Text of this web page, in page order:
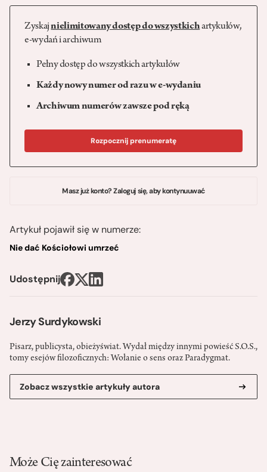
Jerzy Surdykowski
Pisarz, publicysta, obieżyświat. Wydał między innymi powieść S.O.S.,
tomy esejów filozoficznych: Wołanie o sens oraz Paradygmat.
Zobacz wszystkie artykuły autora
Zyskajnielimitowany dostęp do wszystkichartykułów,
e-wydań i archiwum
Pełny dostęp do wszystkich artykułów
Każdy nowy numer od razu w e-wydaniu
Archiwum numerów zawsze pod ręką
Rozpocznij prenumeratę
Masz już konto? Zaloguj się, aby kontynuuwać
Artykuł pojawił się w numerze:
Nie dać Kościołowi umrzeć
Udostępnij
Może Cię zainteresować